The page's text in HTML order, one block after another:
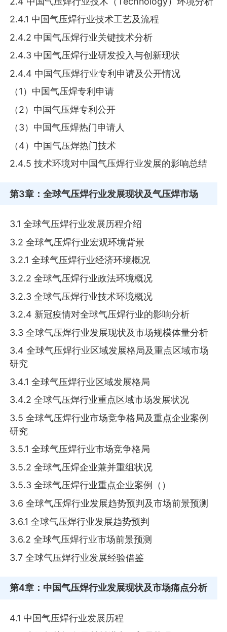
2.4.1 中国气压焊行业技术工艺及流程
2.4.2 中国气压焊行业关键技术分析
2.4.3 中国气压焊行业研发投入与创新现状
2.4.4 中国气压焊行业专利申请及公开情况
（1）中国气压焊专利申请
（2）中国气压焊专利公开
（3）中国气压焊热门申请人
（4）中国气压焊热门技术
2.4.5 技术环境对中国气压焊行业发展的影响总结
第3章 ：全球气压焊行业发展现状及气压焊市场
3.1 全球气压焊行业发展历程介绍
3.2 全球气压焊行业宏观环境背景
3.2.1 全球气压焊行业经济环境概况
3.2.2 全球气压焊行业政法环境概况
3.2.3 全球气压焊行业技术环境概况
3.2.4 新冠疫情对全球气压焊行业的影响分析
3.3 全球气压焊行业发展现状及市场规模体量分析
3.4 全球气压焊行业区域发展格局及重点区域市场
研究
3.4.1 全球气压焊行业区域发展格局
3.4.2 全球气压焊行业重点区域市场发展状况
3.5 全球气压焊行业市场竞争格局及重点企业案例
研究
3.5.1 全球气压焊行业市场竞争格局
3.5.2 全球气压焊企业兼并重组状况
3.5.3 全球气压焊行业重点企业案例（）
3.6 全球气压焊行业发展趋势预判及市场前景预测
3.6.1 全球气压焊行业发展趋势预判
3.6.2 全球气压焊行业市场前景预测
3.7 全球气压焊行业发展经验借鉴
第4章 ：中国气压焊行业发展现状及市场痛点分析
4.1 中国气压焊行业发展历程